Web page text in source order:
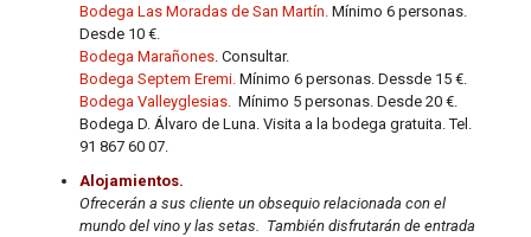
Bodega Las Moradas de San Martín. Mínimo 6 personas.
Desde 10 €.
Bodega Marañones. Consultar.
Bodega Septem Eremi. Mínimo 6 personas. Dessde 15 €.
Bodega Valleyglesias. Mínimo 5 personas. Desde 20 €.
Bodega D. Álvaro de Luna. Visita a la bodega gratuita. Tel.
91 867 60 07.
Alojamientos.
Ofrecerán a sus cliente un obsequio relacionada con el
mundo del vino y las setas. También disfrutarán de entrada